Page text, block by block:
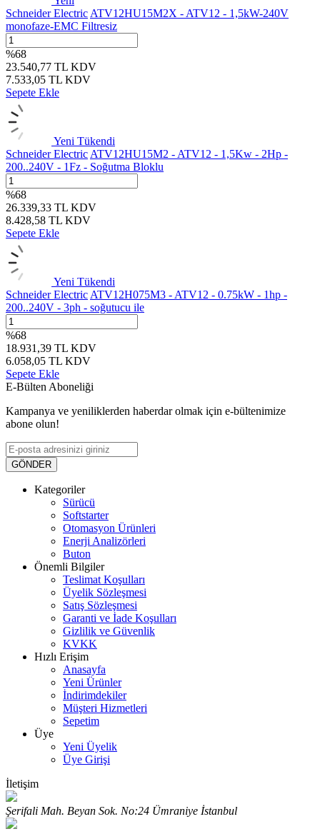
Schneider Electric ATV12HU15M2X - ATV12 - 1,5kW-240V
monofaze-EMC Filtresiz
%68
23.540,77 TL KDV
7.533,05 TL KDV
Sepete Ekle
Yeni Tükendi
Schneider Electric ATV12HU15M2 - ATV12 - 1,5Kw - 2Hp -
200..240V - 1Fz - Soğutma Bloklu
%68
26.339,33 TL KDV
8.428,58 TL KDV
Sepete Ekle
Yeni Tükendi
Schneider Electric ATV12H075M3 - ATV12 - 0.75kW - 1hp -
200..240V - 3ph - soğutucu ile
%68
18.931,39 TL KDV
6.058,05 TL KDV
Sepete Ekle
E-Bülten Aboneliği
Kampanya ve yeniliklerden haberdar olmak için e-bültenimize
abone olun!
GÖNDER
Kategoriler
Sürücü
Softstarter
Otomasyon Ürünleri
Enerji Analizörleri
Buton
Önemli Bilgiler
Teslimat Koşulları
Üyelik Sözleşmesi
Satış Sözleşmesi
Garanti ve İade Koşulları
Gizlilik ve Güvenlik
KVKK
Hızlı Erişim
Anasayfa
Yeni Ürünler
İndirimdekiler
Müşteri Hizmetleri
Sepetim
Üye
Yeni Üyelik
Üye Girişi
İletişim
Şerifali Mah. Beyan Sok. No:24 Ümraniye İstanbul